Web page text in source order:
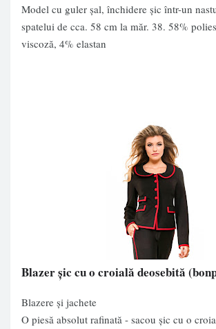
Model cu guler şal, închidere şic într-un
spatelui de cca. 58 cm la măr. 38. 58%
viscoză, 4% elastan
Blazer şic cu o croială deosebită
Blazere și jachete
O piesă absolut rafinată - sacou şic cu o